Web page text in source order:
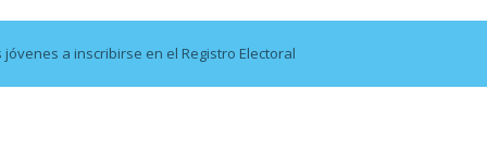
en Venezuela tras finalizar su mis... AGOSTO 9, 2026
fondos para afectados por los terr...
deja un policía muerto AGOSTO 9, 2026
a inscribirse en el Registro Electoral